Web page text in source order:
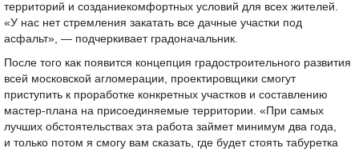
территорий и созданиекомфортных условий для всех жителей.
«У нас нет стремления закатать все дачные участки под
асфальт», — подчеркивает градоначальник.
После того как появится концепция градостроительного развития
всей московской агломерации, проектировщики смогут
приступить к проработке конкретных участков и составлению
мастер-плана на присоединяемые территории. «При самых
лучших обстоятельствах эта работа займет минимум два года,
и только потом я смогу вам сказать, где будет стоять табуретка